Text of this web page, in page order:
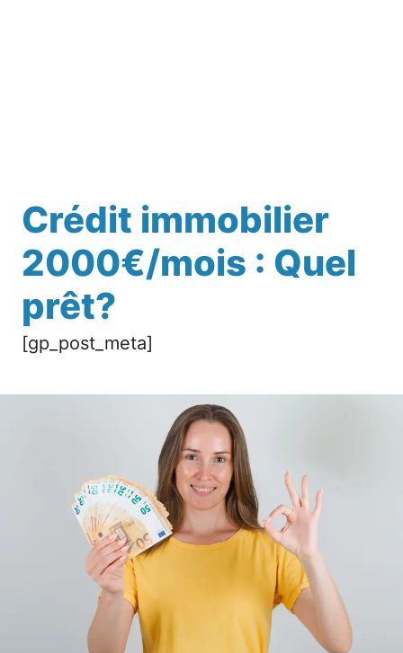
Crédit immobilier
2000€/mois : Quel
prêt?
[gp_post_meta]